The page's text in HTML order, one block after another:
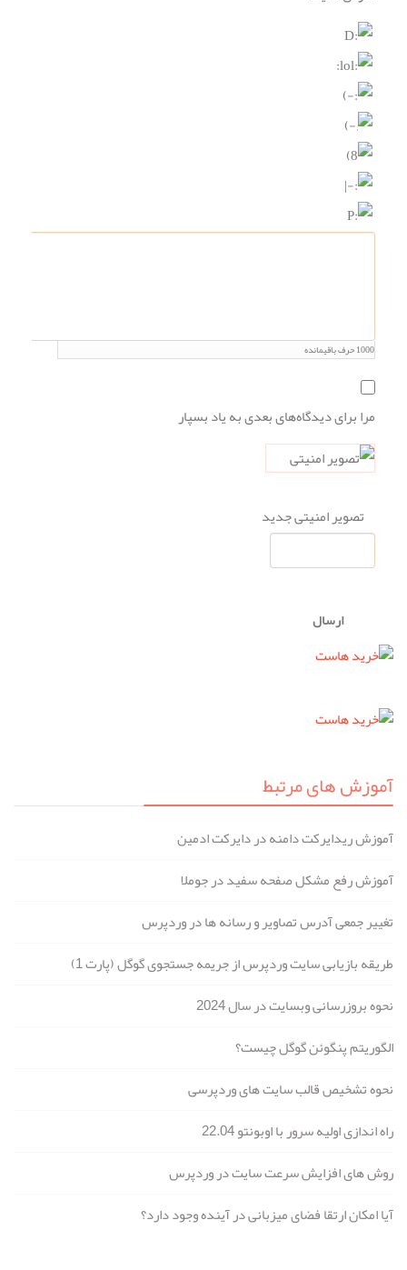
1000حرف باقیمانده
مرا برای دیدگاه‌های بعدی به یاد بسپار
تصویر امنیتی جدید
ارسال
آموزش های مرتبط
آموزش ریدایرکت دامنه در دایرکت ادمین
آموزش رفع مشکل صفحه سفید در جوملا
تغییر جمعی آدرس تصاویر و رسانه ها در وردپرس
طریقه بازیابی سایت وردپرس از جریمه جستجوی گوگل (پارت 1)
نحوه بروزرسانی وبسایت در سال 2024
الگوریتم پنگوئن گوگل چیست؟
نحوه تشخیص قالب سایت های وردپرسی
راه اندازی اولیه سرور با اوبونتو 22.04
روش های افزایش سرعت سایت در وردپرس
آیا امکان ارتقا فضای میزبانی در آینده وجود دارد؟